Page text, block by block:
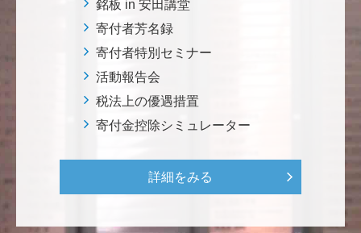
図書館の益々の充実とご発展を陰ながら応援しており
ます。 <東京大学附属図書館支援プロジェクト>
植物は、実は植物同士全世界の植物で繋がっている。
植物が未来に繋がっている。 地球や室内の空気清浄、
る。 植物、素晴らしい。 世界の学会でも、子供たち
にも、植物の素晴らしさ、凄さを伝えていってほし
い。 後世、子供たちにも、３千年後も
銘板 in 安田講堂
寄付者芳名録
寄付者特別セミナー
活動報告会
税法上の優遇措置
寄付金控除シミュレーター
詳細をみる